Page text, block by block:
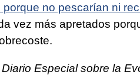
porque no pescarían ni
vez más apretados
Especial sobre la